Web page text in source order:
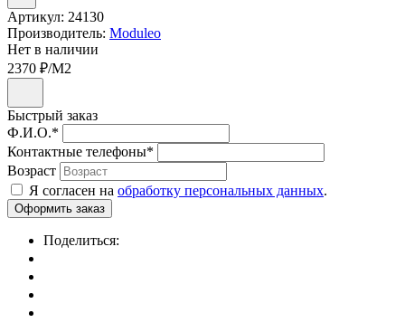
Артикул: 24130
Производитель: Moduleo
Нет в наличии
2370 ₽/М2
Быстрый заказ
Ф.И.О.*
Контактные телефоны*
Возраст
Я согласен на обработку персональных данных.
Поделиться: